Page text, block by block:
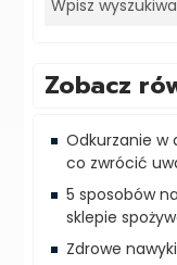
Zobacz
Odkurzanie w
co zwrócić
5 sposobów
sklepie
Zdrowe